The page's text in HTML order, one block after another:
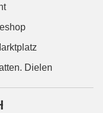
Dielen